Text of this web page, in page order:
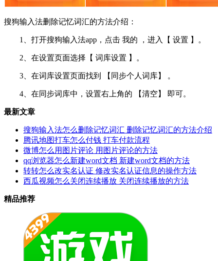
搜狗输入法删除记忆词汇的方法介绍：
1、打开搜狗输入法app，点击 我的 ，进入【 设置 】。
2、在设置页面选择【 词库设置 】。
3、在词库设置页面找到 【同步个人词库】 。
4、在同步词库中，设置右上角的 【清空】 即可。
最新文章
搜狗输入法怎么删除记忆词汇 删除记忆词汇的方法介绍
腾讯地图打车怎么付钱 打车付款流程
微博怎么用图片评论 用图片评论的方法
qq浏览器怎么新建word文档 新建word文档的方法
转转怎么改实名认证 修改实名认证信息的操作方法
西瓜视频怎么关闭连续播放 关闭连续播放的方法
精品推荐